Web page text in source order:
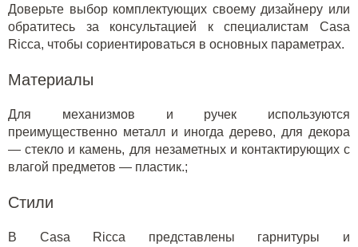
Доверьте выбор комплектующих своему дизайнеру или
обратитесь за консультацией к специалистам Casa
Ricca, чтобы сориентироваться в основных параметрах.
Материалы
Для механизмов и ручек используются
преимущественно металл и иногда дерево, для декора
— стекло и камень, для незаметных и контактирующих с
влагой предметов — пластик.;
Стили
В Casa Ricca представлены гарнитуры и